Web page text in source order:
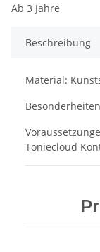
Ab 3 Jahre
Beschreibung
Material:
Toniecloud